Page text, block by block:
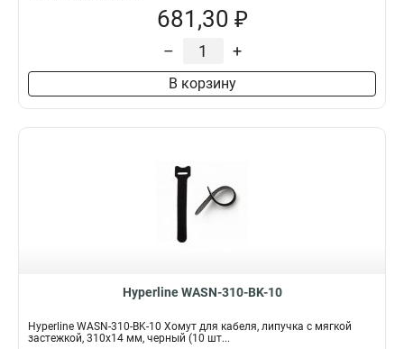
681,30 ₽
– +
В корзину
Hyperline WASN-310-BK-10
Hyperline WASN-310-BK-10 Хомут для кабеля, липучка с мягкой
застежкой, 310x14 мм, черный (10 шт...